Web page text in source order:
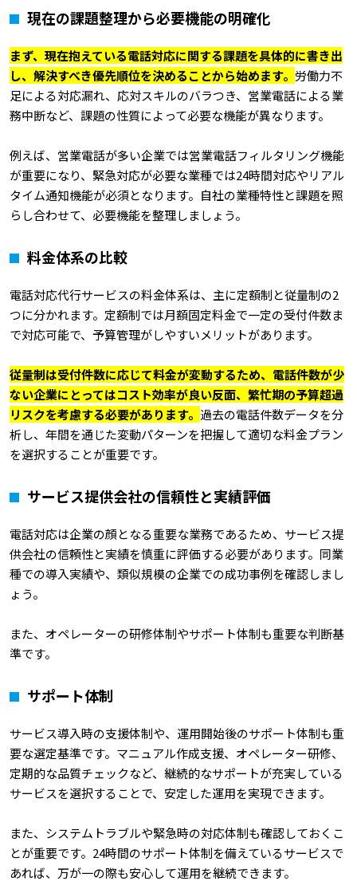
現在の課題整理から必要機能の明確化
まず、現在抱えている電話対応に関する課題を具体的に書き出
し、解決すべき優先順位を決めることから始めます。 労働力不
足による対応漏れ、応対スキルのバラつき、営業電話による業
務中断など、課題の性質によって必要な機能が異なります。
例えば、営業電話が多い企業では営業電話フィルタリング機能
が重要になり、緊急対応が必要な業種では24時間対応やリアル
タイム通知機能が必須となります。自社の業種特性と課題を照
らし合わせて、必要機能を整理しましょう。
料金体系の比較
電話対応代行サービスの料金体系は、主に定額制と従量制の2
つに分かれます。定額制では月額固定料金で一定の受付件数ま
で対応可能で、予算管理がしやすいメリットがあります。
従量制は受付件数に応じて料金が変動するため、電話件数が少
ない企業にとってはコスト効率が良い反面、繁忙期の予算超過
リスクを考慮する必要があります。 過去の電話件数データを分
析し、年間を通じた変動パターンを把握して適切な料金プラン
を選択することが重要です。
サービス提供会社の信頼性と実績評価
電話対応は企業の顔となる重要な業務であるため、サービス提
供会社の信頼性と実績を慎重に評価する必要があります。同業
種での導入実績や、類似規模の企業での成功事例を確認しまし
ょう。
また、オペレーターの研修体制やサポート体制も重要な判断基
準です。
サポート体制
サービス導入時の支援体制や、運用開始後のサポート体制も重
要な選定基準です。マニュアル作成支援、オペレーター研修、
定期的な品質チェックなど、継続的なサポートが充実している
サービスを選択することで、安定した運用を実現できます。
また、システムトラブルや緊急時の対応体制も確認しておくこ
とが重要です。24時間のサポート体制を備えているサービスで
あれば、万が一の際も安心して運用を継続できます。